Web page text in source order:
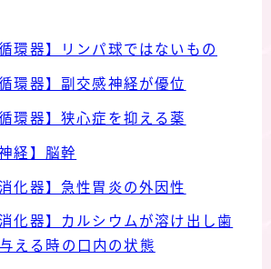
環器】リンパ球ではないもの
環器】副交感神経が優位
環器】狭心症を抑える薬
経】脳幹
化器】急性胃炎の外因性
化器】カルシウムが溶け出し歯
える時の口内の状態